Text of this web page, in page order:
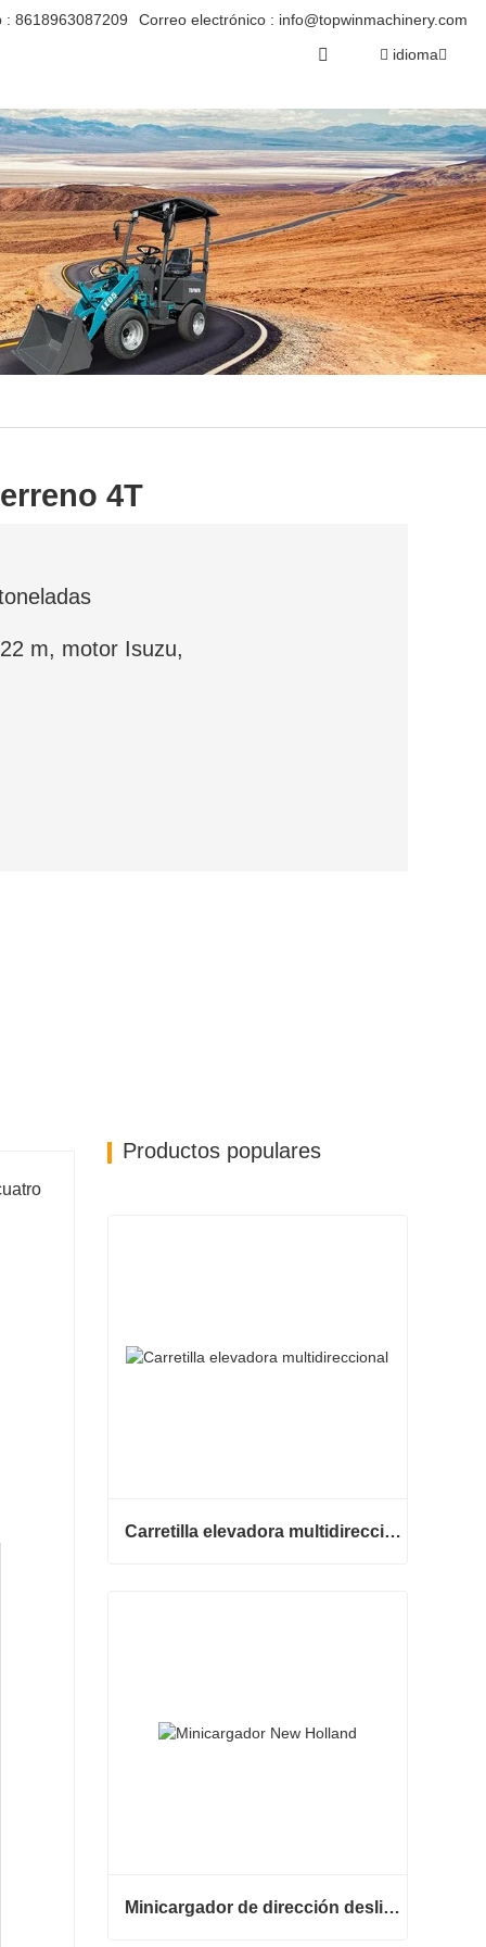
: 8618963087209 Correo electrónico : info@topwinmachinery.com
idioma
4T
m, motor Isuzu,
Productos populares
Carretilla elevadora multidireccional de carrocería ancha de 3,5 a 5 toneladas
Minicargador de dirección deslizante barato